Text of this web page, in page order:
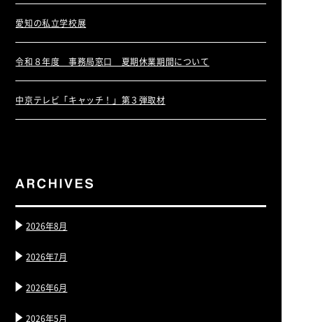
愛知の私立学校展
令和８年度 事務局窓口 夏期休業期間について
中京テレビ「キャッチ！」第３弾取材
2026年8月
2026年7月
2026年6月
2026年5月